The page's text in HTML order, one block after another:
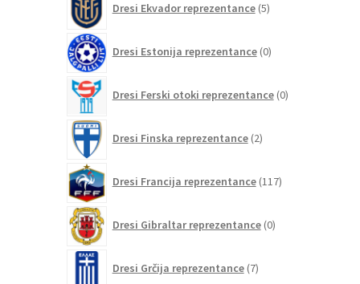
Dresi Ekvador reprezentance 5izdelkov
Dresi Estonija reprezentance 0izdelkov
Dresi Ferski otoki reprezentance 0izdelkov
Dresi Finska reprezentance 2izdelka
Dresi Francija reprezentance 117izdelkov
Dresi Gibraltar reprezentance 0izdelkov
Dresi Grčija reprezentance 7izdelkov